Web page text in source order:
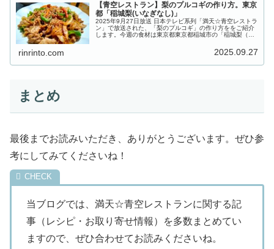
【青空レストラン】梨のプルコギの作り方。東京
都「稲城梨(いなぎなし)」
2025年9月27日放送 日本テレビ系列「満天☆青空レストラ
ン」で放送された、「梨のプルコギ」の作り方ををご紹介
します。今週の食材は東京都東京都稲城市の「稲城梨（い
rinrinto.com 2025.09.27
まとめ
最後までお読みいただき、ありがとうございます。ぜひ参
考にしてみてくださいね！
当ブログでは、満天☆青空レストランに関する記
事（レシピ・お取り寄せ情報）を多数まとめてい
ますので、ぜひ合わせてお読みくださいね。